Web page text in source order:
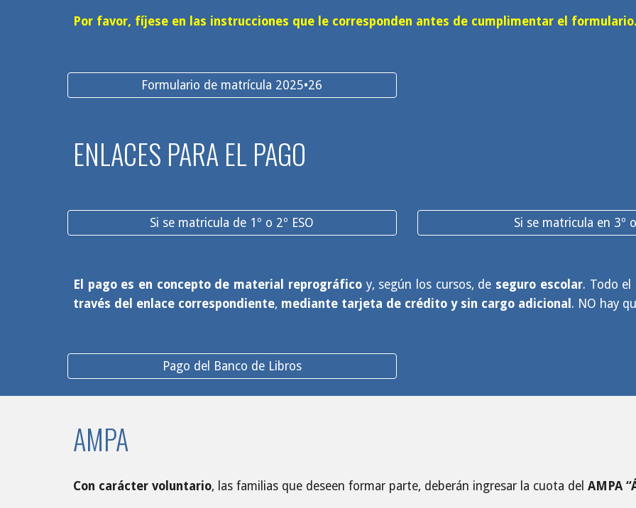
Por favor, fíjese en las instrucciones que le corresponden antes de cumplimentar el
Formulario de matrícula 2025•26
ENLACES PARA EL PAGO
Si se matricula de 1º o 2º ESO Si se matricula en 3º
El pago es en concepto de material reprográficoy, según los cursos, de seguro escolar. Todo el
través del enlace correspondiente, mediante tarjeta de crédito y sin cargo adicional . NO hay
Pago del Banco de Libros
AMPA
Con carácter voluntario, las familias que deseen formar parte, deberán ingresar la cuota del AMPA